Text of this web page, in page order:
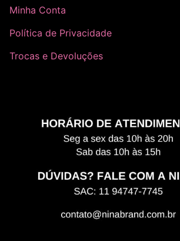
Minha Conta
Política de Privacidade
Trocas e Devoluções